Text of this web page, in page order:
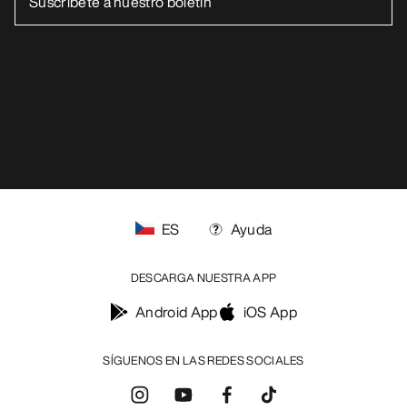
SÍGUENOS EN LAS REDES SOCIALES
ES Ayuda
DESCARGA NUESTRA APP
Android App iOS App